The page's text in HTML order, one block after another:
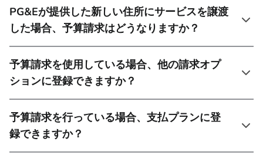
PG&Eが提供した新しい住所にサービスを譲渡
した場合、予算請求はどうなりますか？
予算請求を使用している場合、他の請求オプ
ションに登録できますか？
予算請求を行っている場合、支払プランに登
録できますか？